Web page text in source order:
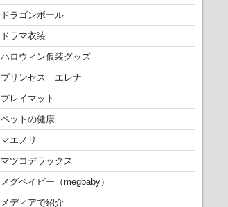
ドラゴンボール
ドラマ衣装
ハロウィン仮装グッズ
プリンセス エレナ
プレイマット
ペットの健康
マエノリ
マツコデラックス
メグベイビー（megbaby）
メディアで紹介